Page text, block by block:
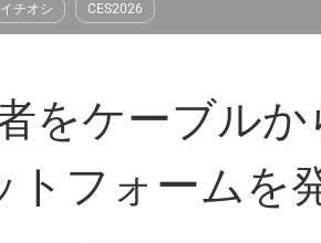
イチオシ CES2026
をケーブルか
フォームを